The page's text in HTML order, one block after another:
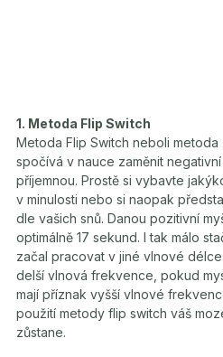
1. Metoda Flip Switch
Metoda Flip Switch neboli metoda
spočívá v nauce zaměnit
příjemnou. Prostě si vybavte
v minulosti nebo si naopak
dle vašich snů. Danou pozitivní
optimálně 17 sekund. I tak málo
začal pracovat v jiné vlnové
delší vlnová frekvence, pokud
mají příznak vyšší vlnové
použití metody flip switch váš
zůstane.